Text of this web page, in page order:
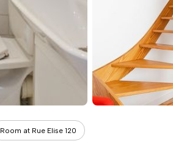
Room at Rue Elise 120